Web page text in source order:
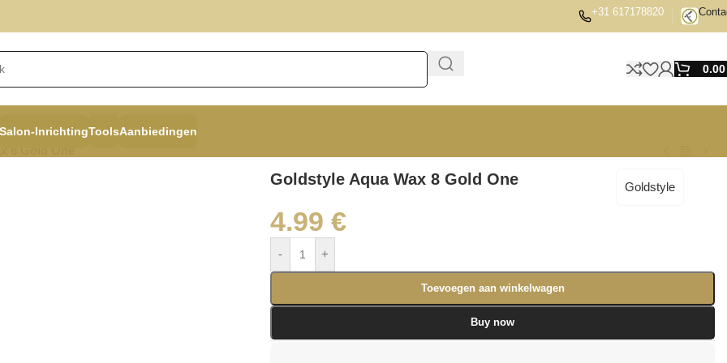
+31 617178820
Salon-InrichtingToolsAanbiedingen
Goldstyle Aqua Wax 8 Gold One Goldstyle
4.99€
- +
Toevoegen aan winkelwagen
Buy now